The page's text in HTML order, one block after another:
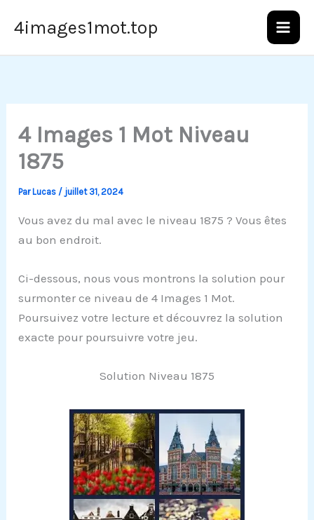
4images1mot.top
4 Images 1 Mot Niveau
1875
ParLucas / juillet 31, 2024
Vous avez du mal avec le niveau 1875 ? Vous êtes
au bon endroit.
Ci-dessous, nous vous montrons la solution pour
surmonter ce niveau de 4 Images 1 Mot.
Poursuivez votre lecture et découvrez la solution
exacte pour poursuivre votre jeu.
Solution Niveau 1875